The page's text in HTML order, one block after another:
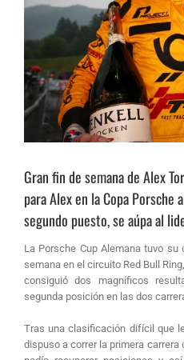
Gran fin de semana de Alex
para Alex en la Copa Porsche
segundo puesto, se aúpa al
La Porsche Cup Alemana tuvo
semana en el circuito Red Bull
consiguió dos magníficos
segunda posición en las dos
Tras una clasificación difícil que
dispuso a correr la primera